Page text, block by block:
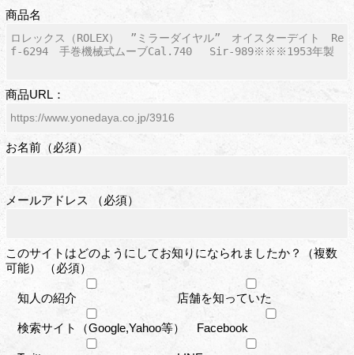
商品名
商品URL：
お名前（必須）
メールアドレス （必須）
このサイトはどのようにしてお知りになられましたか？（複数
可能） （必須）
知人の紹介 店舗を知っていた
検索サイト（Google,Yahoo等） Facebook